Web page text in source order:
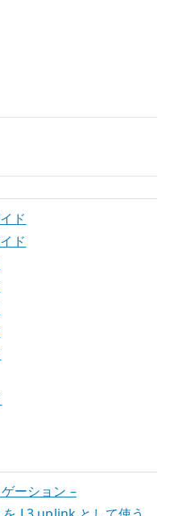
ド
ド
ーション –